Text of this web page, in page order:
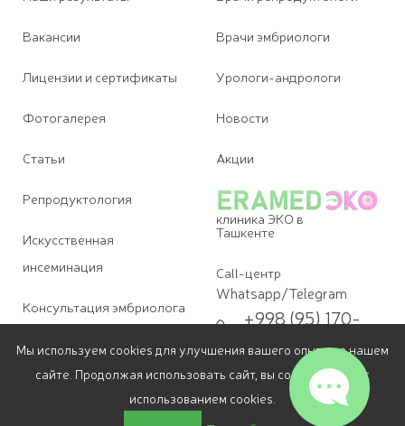
Вакансии
Лицензии и сертификаты
Фотогалерея
Статьи
Репродуктология
Искусственная
инсеминация
Консультация эмбриолога
Диагностика бесплодия
Лечение бесплодия в
Врачи эмбриологи
Урологи-андрологи
Новости
Акции
клиника ЭКО в
Ташкенте
Call-центр
Whatsapp/Telegram
+998 (95) 170-
Для звонков
+998 (78) 113-
69-07
Мы используем cookies для улучшения вашего опыта на нашем
сайте. Продолжая использовать сайт, вы соглашаетесь с
использованием cookies.